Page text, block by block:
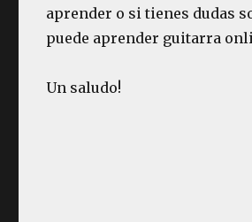
aprender o si tienes dudas
puede aprender guitarra
Un saludo!